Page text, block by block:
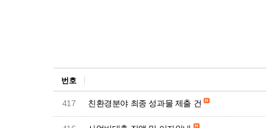
번호
417 친환경분야 최종 성과물 제출 건